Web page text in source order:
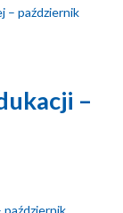
– październik
–
październik